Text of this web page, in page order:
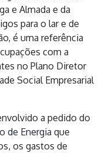
e Almada e da
para o lar e de
é uma referência
com a
no Plano Diretor
Social Empresarial
a pedido do
de Energia que
os gastos de